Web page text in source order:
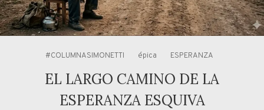
#COLUMNASIMONETTI épica ESPERANZA
EL LARGO CAMINO DE LA
ESPERANZA ESQUIVA